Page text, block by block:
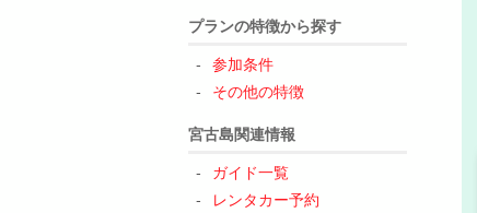
プランの特徴から探す
参加条件
その他の特徴
宮古島関連情報
ガイド一覧
レンタカー予約